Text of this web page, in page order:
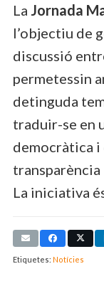
La Jornada
l’objectiu de
discussió
permetessin
detinguda
traduir-se en
democràtica i
La iniciativa
Etiquetes: Notícies